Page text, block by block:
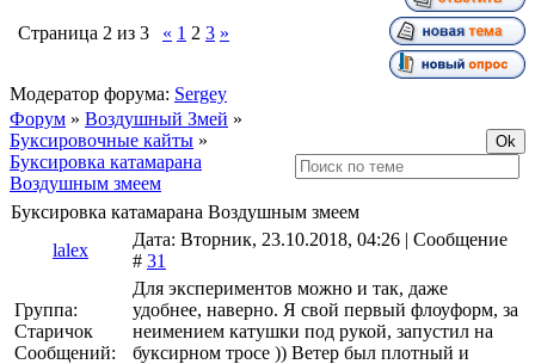
Страница 2 из 3 « 1 2 3 »
Модератор форума: Sergey
Форум » Воздушный Змей »
Буксировочные кайты »
Буксировка катамарана
Воздушным змеем
Буксировка катамарана Воздушным змеем
lalex
Дата: Вторник, 23.10.2018, 04:26 | Сообщение
# 31
Группа:
Старичок
Сообщений:
Для экспериментов можно и так, даже
удобнее, наверно. Я свой первый флоуформ, за
неимением катушки под рукой, запустил на
буксирном тросе )) Ветер был плотный и